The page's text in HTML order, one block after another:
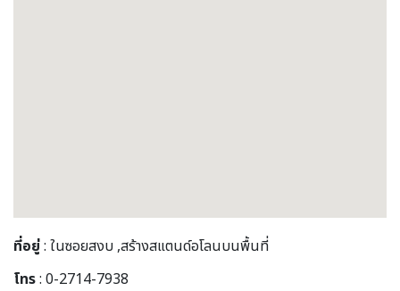
ที่อยู่: ในซอยสงบ ,สร้างสแตนด์อโลนบนพื้นที่
โทร: 0-2714-7938